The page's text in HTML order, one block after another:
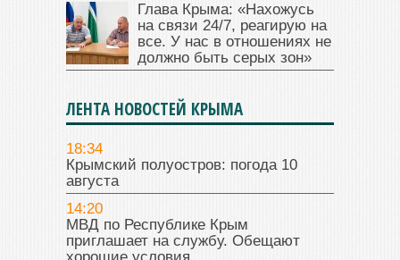
Глава Крыма: «Нахожусь
на связи 24/7, реагирую на
все. У нас в отношениях не
должно быть серых зон»
ЛЕНТА НОВОСТЕЙ КРЫМА
18:34
Крымский полуостров: погода 10
августа
14:20
МВД по Республике Крым
приглашает на службу. Обещают